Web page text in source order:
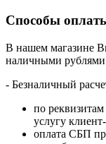
Способы
В нашем магазине
наличными рублями
- Безналичный
по
услугу
оплата СБП